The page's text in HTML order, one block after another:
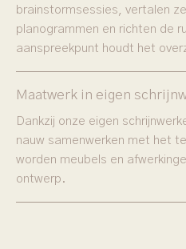
brainstormsessies, vertalen
planogrammen en richten de
aanspreekpunt houdt het
Maatwerk in eigen
Dankzij onze eigen
nauw samenwerken met het
worden meubels en
ontwerp.